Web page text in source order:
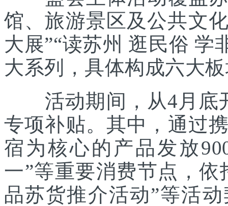
馆、旅游景区及公共文
大展”“读苏州 逛民俗 学
大系列，具体构成六大
活动期间，从4月底
专项补贴。其中，通过
宿为核心的产品发放
一”等重要消费节点，
品苏货推介活动”等活